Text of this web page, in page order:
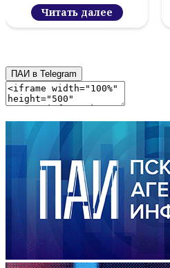
Читать далее
ПАИ в Telegram